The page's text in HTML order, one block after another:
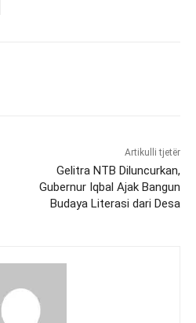
Artikulli tjetër
Gelitra NTB Diluncurkan,
Gubernur Iqbal Ajak Bangun
Budaya Literasi dari Desa